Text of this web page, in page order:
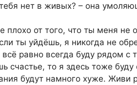
нет в живых? – она
от того, что ты меня не
ты уйдёшь, я никогда не
равно всегда буду рядом с
счастье, то я здесь тоже буду
будут намного хуже. Живи